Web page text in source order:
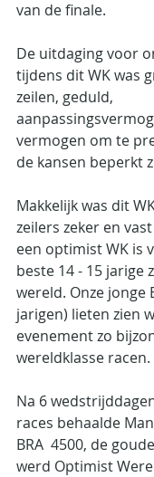
van de finale.
De uitdaging voor
tijdens dit WK was
zeilen, geduld,
vermogen om te
de kansen beperkt
Makkelijk was dit
zeilers zeker en
een optimist WK is
beste 14 - 15 jarige
wereld. Onze jonge
jarigen) lieten zien
evenement zo
wereldklasse racen.
Na 6
races behaalde
BRA  4500, de
werd Optimist